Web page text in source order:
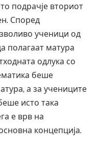
подрачје вториот
Според
ученици од
полагаат матура
одлука со
беше
а за учениците
исто така
е врв на
концепција.